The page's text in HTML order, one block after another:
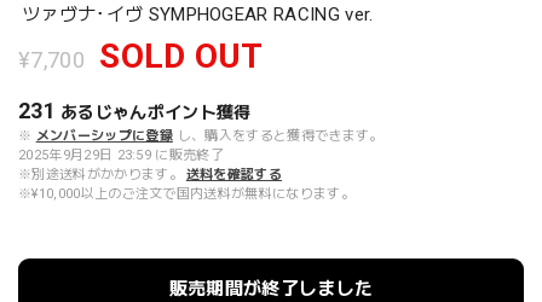
ツァヴナ･イヴ SYMPHOGEAR RACING ver.
¥7,700 SOLD OUT
231 あるじゃんポイント獲得
※ メンバーシップに登録 し、購入をすると獲得できます。
2025年9月29日 23:59 に販売終了
※別途送料がかかります。
送料を確認する
※¥10,000以上のご注文で国内送料が無料になります。
販売期間が終了しました